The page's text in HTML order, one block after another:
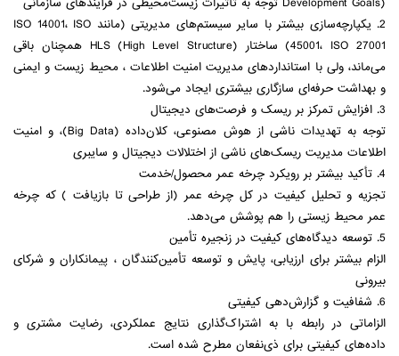
2. یکپارچه‌سازی بیشتر با سایر سیستم‌های مدیریتی (مانند ISO 14001، ISO
45001، ISO 27001) ساختار HLS (High Level Structure) همچنان باقی
می‌ماند، ولی با استانداردهای مدیریت امنیت اطلاعات ، محیط زیست و ایمنی
و بهداشت حرفه‌ای سازگاری بیشتری ایجاد می‌شود.
3. افزایش تمرکز بر ریسک و فرصت‌های دیجیتال
توجه به تهدیدات ناشی از هوش مصنوعی، کلان‌داده (Big Data)، و امنیت
اطلاعات مدیریت ریسک‌های ناشی از اختلالات دیجیتال و سایبری
4. تأکید بیشتر بر رویکرد چرخه عمر محصول/خدمت
تجزیه‌ و تحلیل کیفیت در کل چرخه عمر (از طراحی تا بازیافت ) که چرخه
عمر محیط زیستی را هم پوشش می‌دهد.
5. توسعه دیدگاه‌های کیفیت در زنجیره تأمین
الزام بیشتر برای ارزیابی، پایش و توسعه تأمین‌کنندگان ، پیمانکاران و شرکای
بیرونی
6. شفافیت و گزارش‌دهی کیفیتی
الزاماتی در رابطه با به اشتراک‌گذاری نتایج عملکردی، رضایت مشتری و
داده‌های کیفیتی برای ذی‌نفعان مطرح شده است.